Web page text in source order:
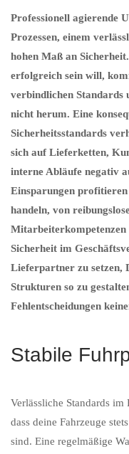
Professionell agierende
Prozessen, einem
hohen Maß an
erfolgreich sein will,
verbindlichen Standards
nicht herum. Eine
Sicherheitsstandards
sich auf Lieferketten,
interne Abläufe negativ
Einsparungen
handeln, von
Mitarbeiterkompetenzen
Sicherheit im
Lieferpartner zu setzen,
Strukturen so zu
Fehlentscheidungen
Stabile
Verlässliche Standards
dass deine Fahrzeuge
sind. Eine regelmäßige